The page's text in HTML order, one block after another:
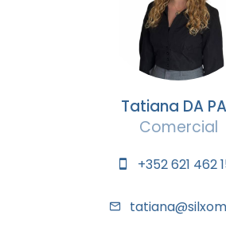
Tatiana DA
Comercial
+352 621 462